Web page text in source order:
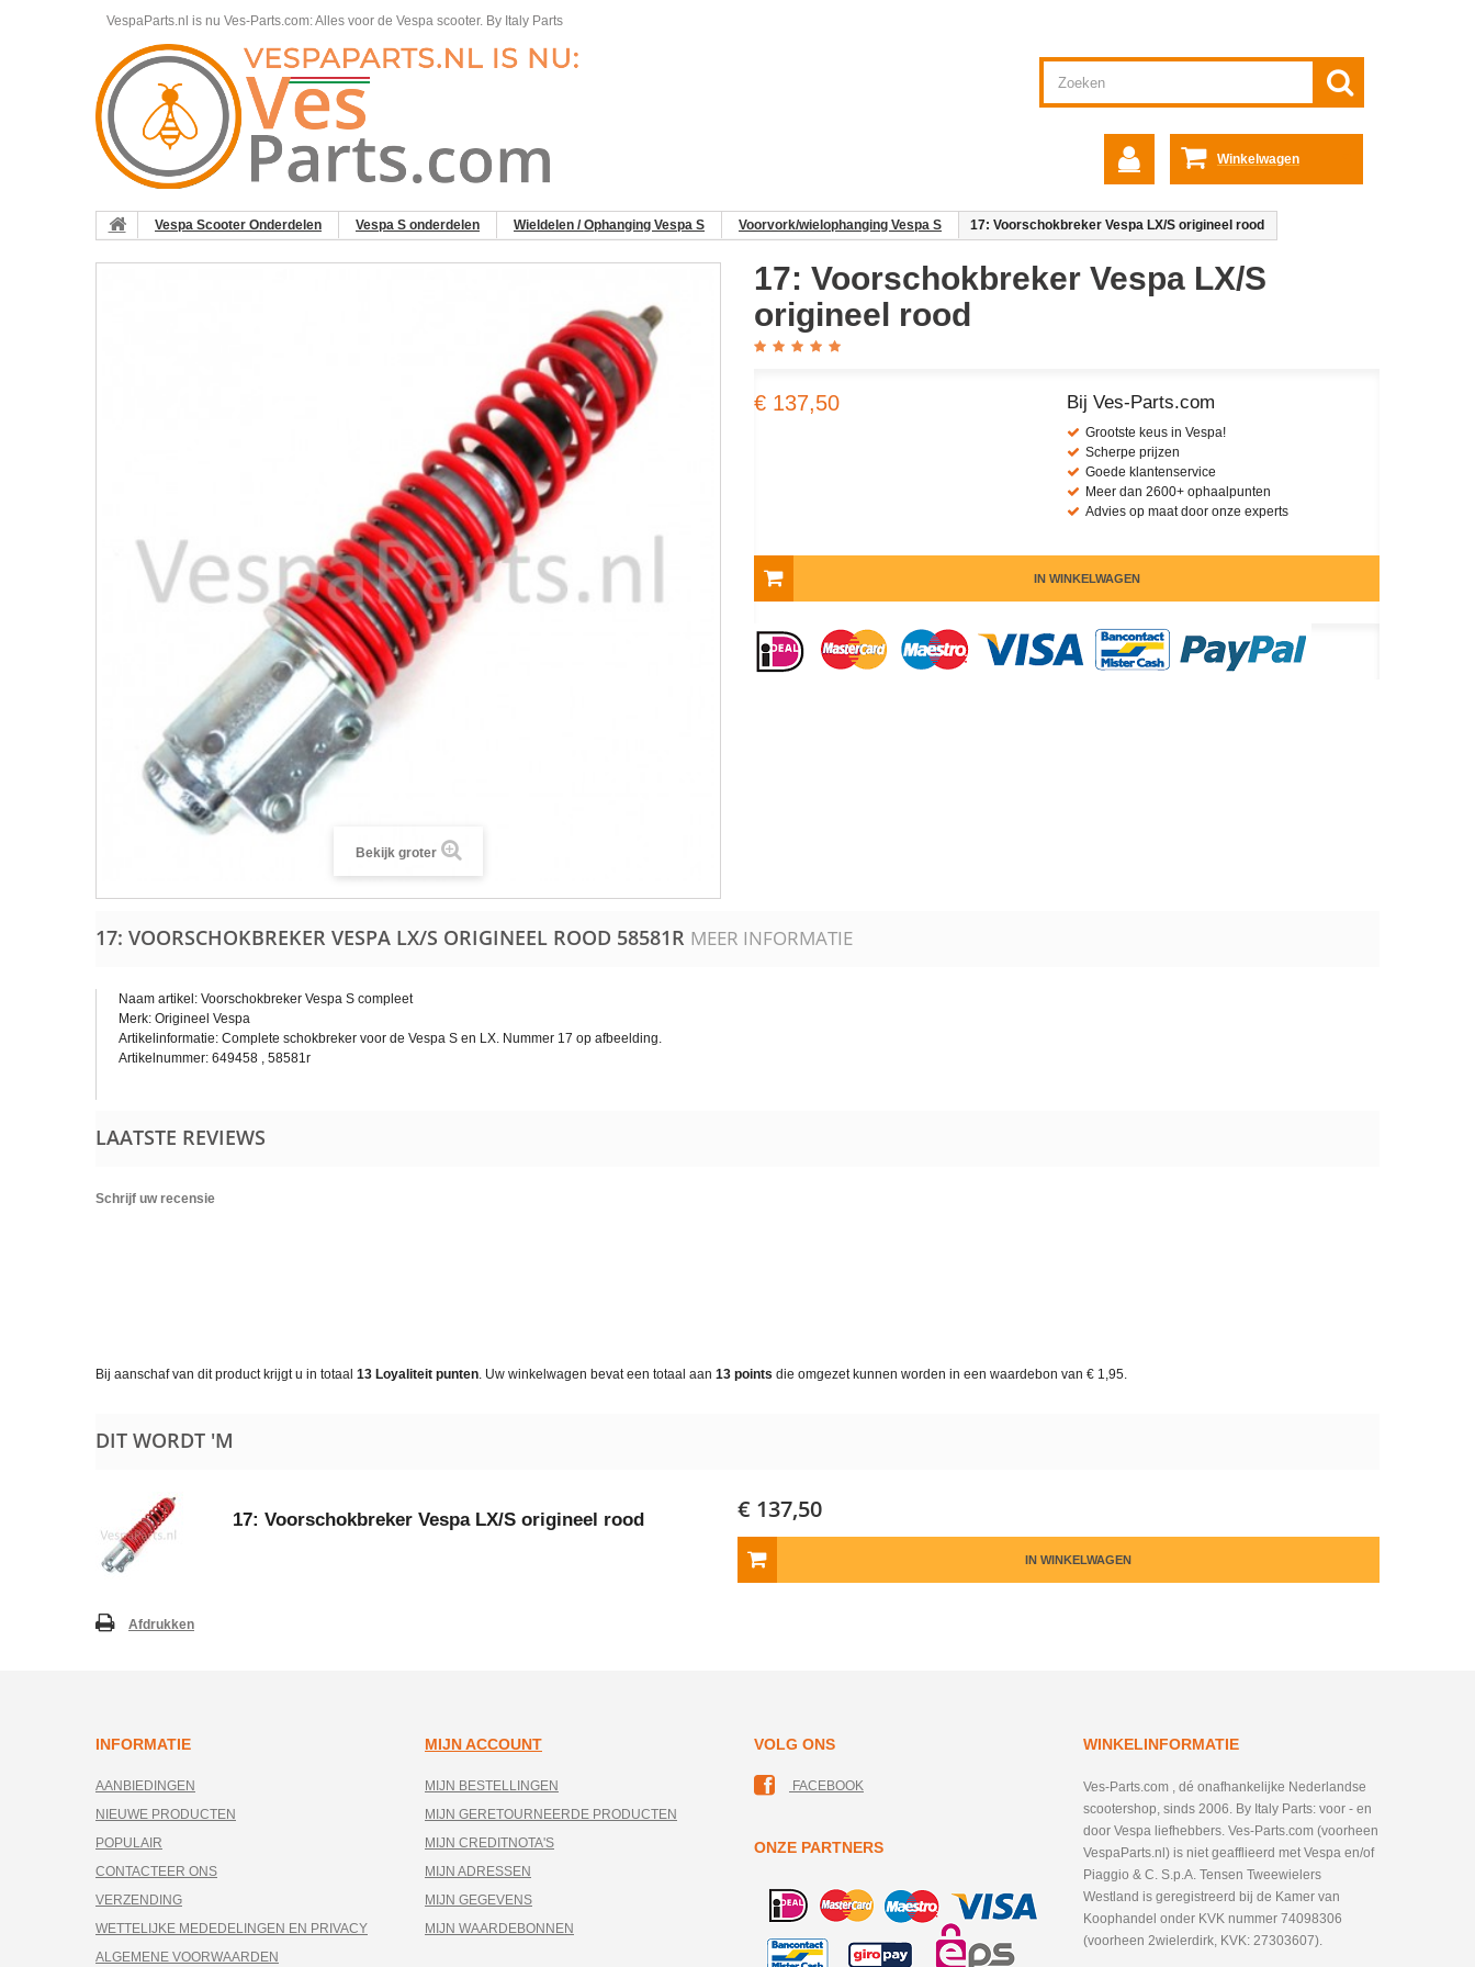
VespaParts.nl is nu Ves-Parts.com: Alles voor de Vespa scooter. By Italy Parts
Winkelwagen
Vespa Scooter Onderdelen Vespa S onderdelen Wieldelen / Ophanging Vespa S Voorvork/wielophanging Vespa S 17: Voorschokbreker Vespa LX/S origineel rood
Bekijk groter
17: Voorschokbreker Vespa LX/S
origineel rood
€ 137,50 Bij Ves-Parts.com
Grootste keus in Vespa!
Scherpe prijzen
Goede klantenservice
Meer dan 2600+ ophaalpunten
Advies op maat door onze experts
IN WINKELWAGEN
17: VOORSCHOKBREKER VESPA LX/S ORIGINEEL ROOD 58581R MEER INFORMATIE
Naam artikel: Voorschokbreker Vespa S compleet
Merk: Origineel Vespa
Artikelinformatie: Complete schokbreker voor de Vespa S en LX. Nummer 17 op afbeelding.
Artikelnummer: 649458 , 58581r
LAATSTE REVIEWS
Schrijf uw recensie
Bij aanschaf van dit product krijgt u in totaal 13 Loyaliteit punten. Uw winkelwagen bevat een totaal aan 13 points die omgezet kunnen worden in een waardebon van € 1,95.
DIT WORDT 'M
17: Voorschokbreker Vespa LX/S origineel rood € 137,50
IN WINKELWAGEN
Afdrukken
INFORMATIE
AANBIEDINGEN
NIEUWE PRODUCTEN
POPULAIR
CONTACTEER ONS
VERZENDING
WETTELIJKE MEDEDELINGEN EN PRIVACY
ALGEMENE VOORWAARDEN
MIJN ACCOUNT
MIJN BESTELLINGEN
MIJN GERETOURNEERDE PRODUCTEN
MIJN CREDITNOTA'S
MIJN ADRESSEN
MIJN GEGEVENS
MIJN WAARDEBONNEN
VOLG ONS
FACEBOOK
ONZE PARTNERS
WINKELINFORMATIE
Ves-Parts.com , dé onafhankelijke Nederlandse
scootershop, sinds 2006. By Italy Parts: voor - en
door Vespa liefhebbers. Ves-Parts.com (voorheen
VespaParts.nl) is niet geafflieerd met Vespa en/of
Piaggio & C. S.p.A. Tensen Tweewielers
Westland is geregistreerd bij de Kamer van
Koophandel onder KVK nummer 74098306
(voorheen 2wielerdirk, KVK: 27303607).